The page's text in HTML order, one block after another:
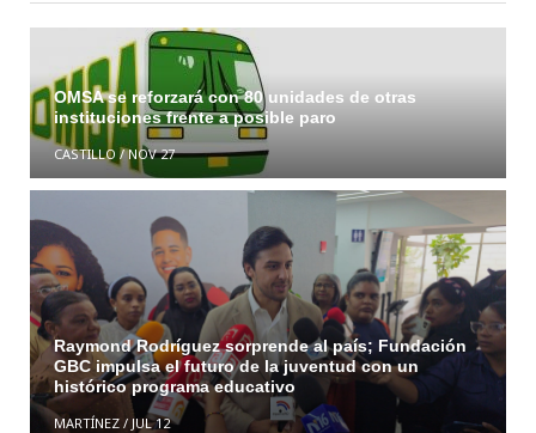
OMSA se reforzará con 80 unidades de otras
instituciones frente a posible paro
CASTILLO /NOV 27
Raymond Rodríguez sorprende al país; Fundación
GBC impulsa el futuro de la juventud con un
histórico programa educativo
MARTÍNEZ/ JUL 12